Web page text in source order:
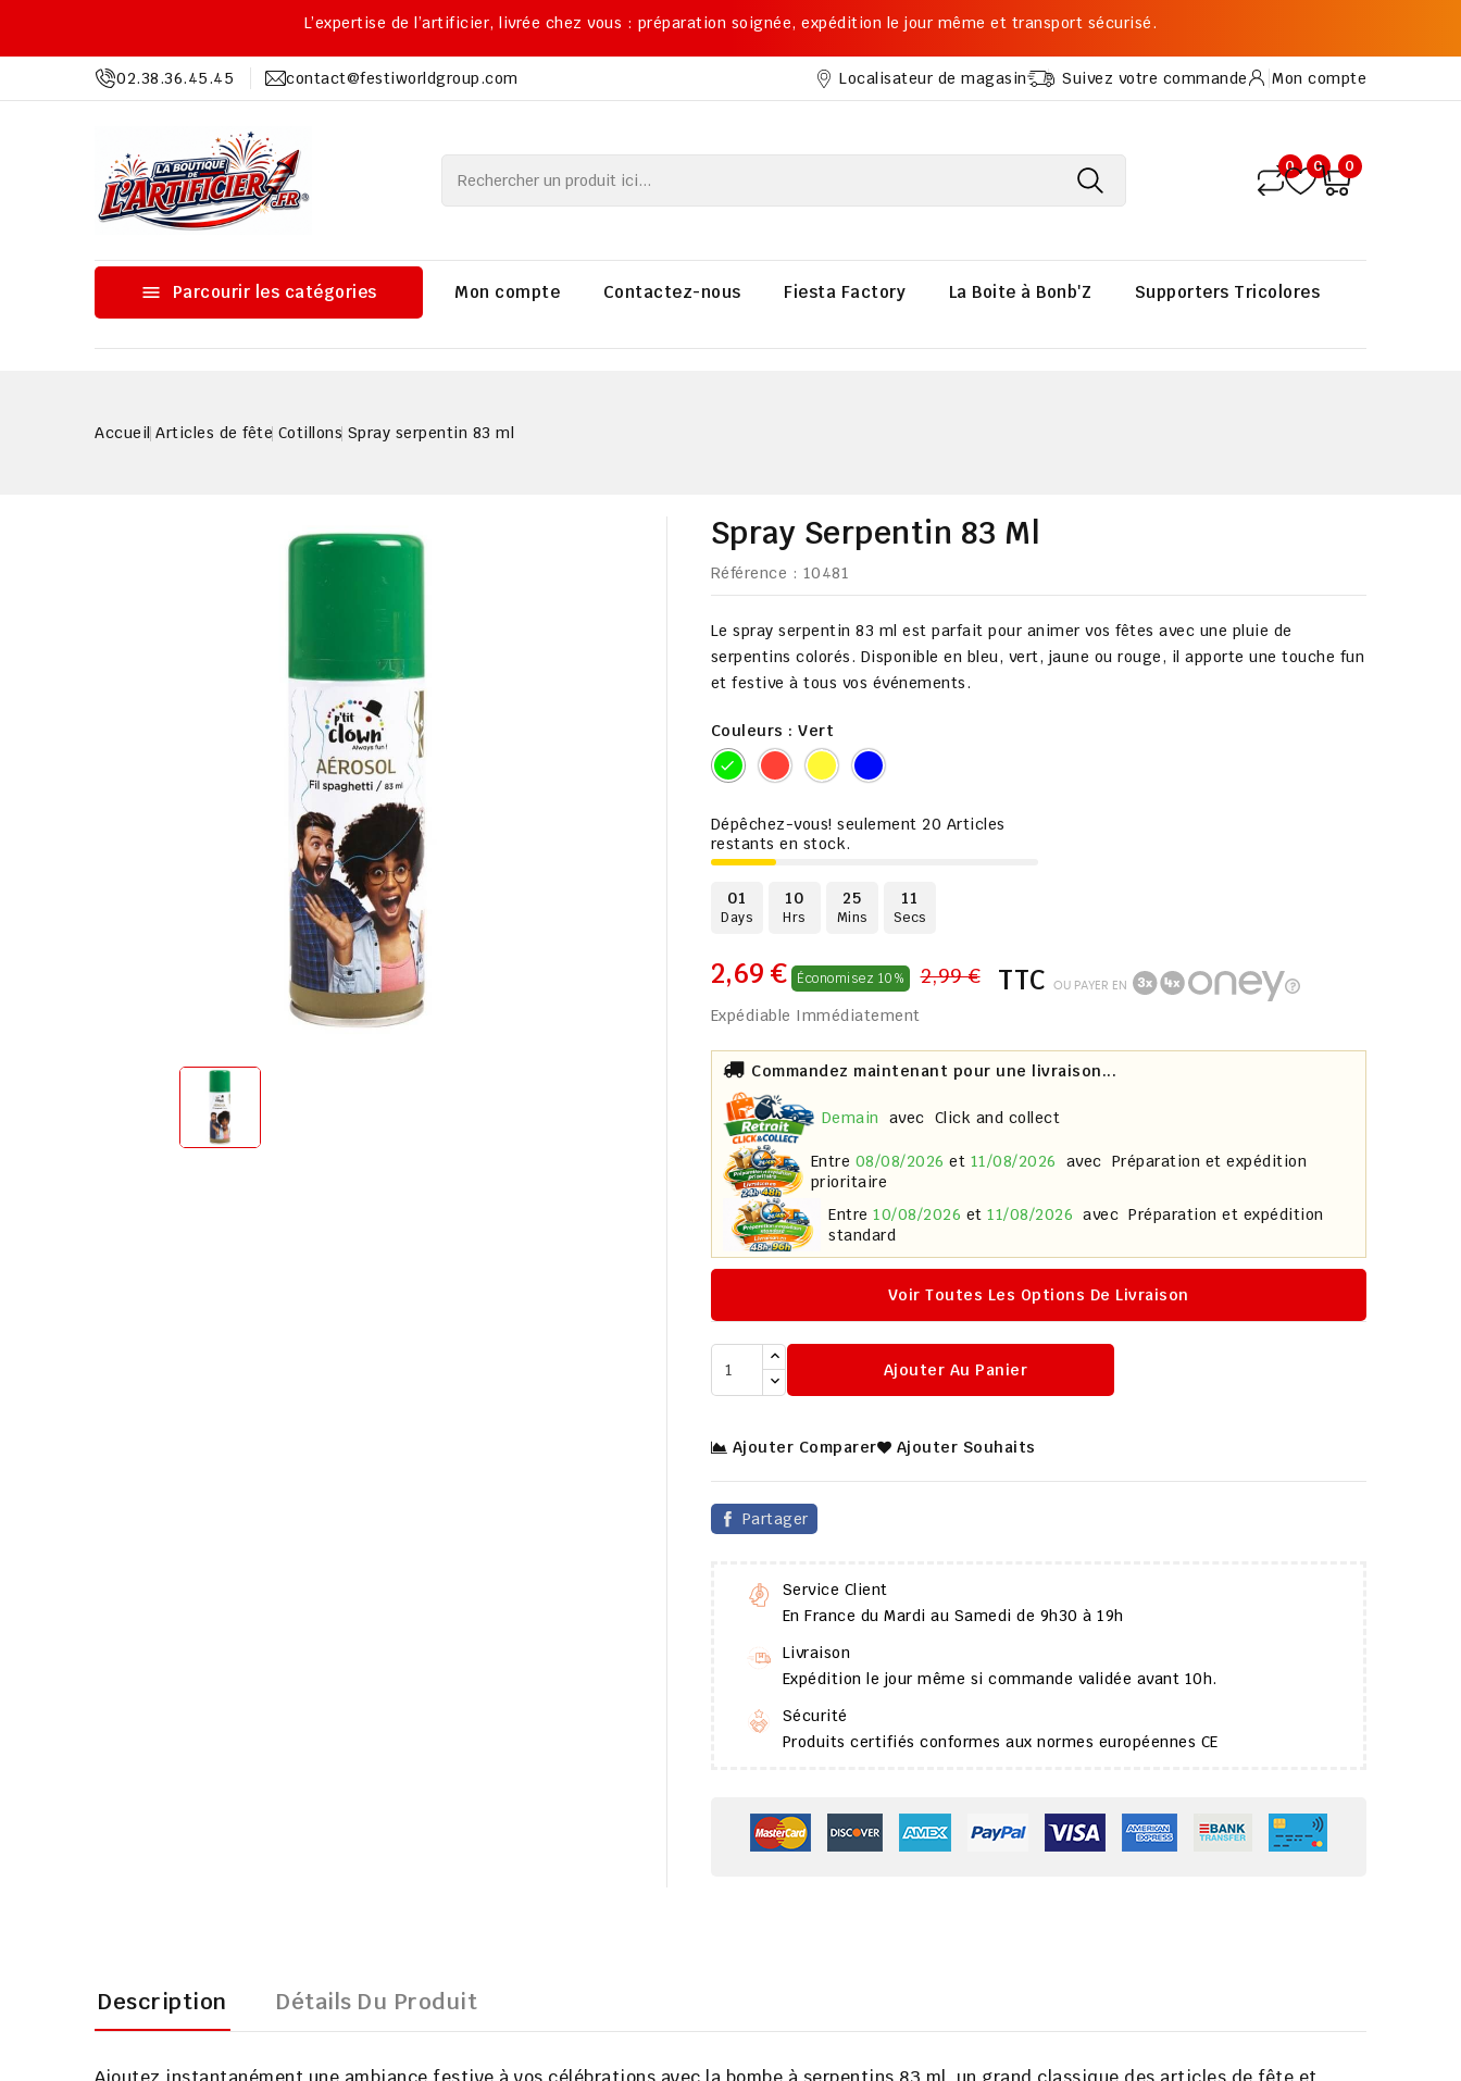
L’expertise de l’artificier, livrée chez vous : préparation soignée, expédition le jour même et transport sécurisé.
02.38.36.45.45 contact@festiworldgroup.com Localisateur de magasin Suivez votre commande Mon compte
0 0 0
 Parcourir les catégories Mon compte Contactez-nous Fiesta Factory La Boite à Bonb'Z Supporters Tricolores
Accueil Articles de fête Cotillons Spray serpentin 83 ml
Spray Serpentin 83 Ml
Référence : 10481
Le spray serpentin 83 ml est parfait pour animer vos fêtes avec une pluie de
serpentins colorés. Disponible en bleu, vert, jaune ou rouge, il apporte une touche fun
et festive à tous vos événements.
Couleurs : Vert
Vert
RougeJauneBleu
Dépêchez-vous! seulement 20 Articles
restants en stock.
01
Days
10
Hrs
25
Mins
10
Secs
2,69 € Économisez 10% 2,99 € TTC OU PAYER EN
Expédiable Immédiatement
Commandez maintenant pour une livraison...
demain avec Click and collect
entre 08/08/2026 et 11/08/2026 avec Préparation et expédition
prioritaire
entre 10/08/2026 et11/08/2026 avec Préparation et expédition
standard
Voir Toutes Les Options De Livraison
Ajouter Au Panier
Ajouter Comparer Ajouter Souhaits
Partager
Service Client
En France du Mardi au Samedi de 9h30 à 19h
Livraison
Expédition le jour même si commande validée avant 10h.
Sécurité
Produits certifiés conformes aux normes européennes CE
Description Détails Du Produit